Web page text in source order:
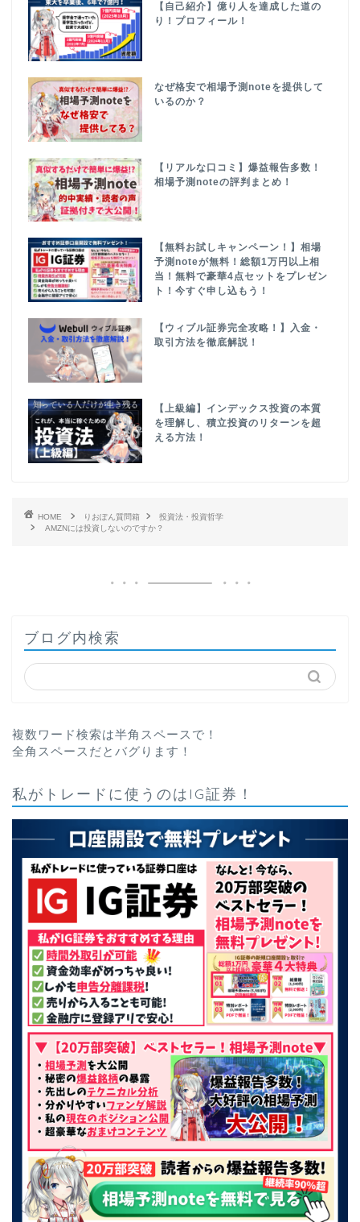
【自己紹介】億り人を達成した道の
り！プロフィール！
なぜ格安で相場予測noteを提供して
いるのか？
【リアルな口コミ】爆益報告多数！
相場予測noteの評判まとめ！
【無料お試しキャンペーン！】相場
予測noteが無料！総額1万円以上相
当！無料で豪華4点セットをプレゼン
ト！今すぐ申し込もう！
【ウィブル証券完全攻略！】入金・
取引方法を徹底解説！
【上級編】インデックス投資の本質
を理解し、積立投資のリターンを超
える方法！
HOME りおぽん質問箱
投資法・投資哲学
AMZNには投資しないのですか？
ブログ内検索
複数ワード検索は半角スペースで！
全角スペースだとバグります！
私がトレードに使うのはIG証券！